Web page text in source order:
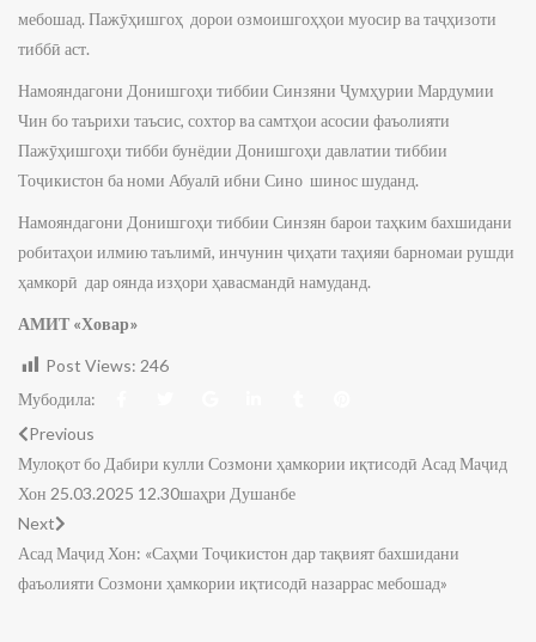
мебошад. Пажӯҳишгоҳ дорои озмоишгоҳҳои муосир ва таҷҳизоти
тиббӣ аст.
Намояндагони Донишгоҳи тиббии Синзяни Ҷумҳурии Мардумии
Чин бо таърихи таъсис, сохтор ва самтҳои асосии фаъолияти
Пажӯҳишгоҳи тибби бунёдии Донишгоҳи давлатии тиббии
Тоҷикистон ба номи Абуалӣ ибни Сино шинос шуданд.
Намояндагони Донишгоҳи тиббии Синзян барои таҳким бахшидани
робитаҳои илмию таълимӣ, инчунин ҷиҳати таҳияи барномаи рушди
ҳамкорӣ дар оянда изҳори ҳавасмандӣ намуданд.
АМИТ «Ховар»
Post Views: 246
Мубодила:
Previous
Мулоқот бо Дабири кулли Созмони ҳамкории иқтисодӣ Асад Маҷид
Хон 25.03.2025 12.30шаҳри Душанбе
Next
Асад Маҷид Хон: «Саҳми Тоҷикистон дар тақвият бахшидани
фаъолияти Созмони ҳамкории иқтисодӣ назаррас мебошад»